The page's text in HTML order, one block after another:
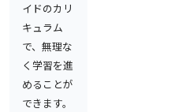
イドのカリ
キュラム
で、無理な
く学習を進
めることが
できます。